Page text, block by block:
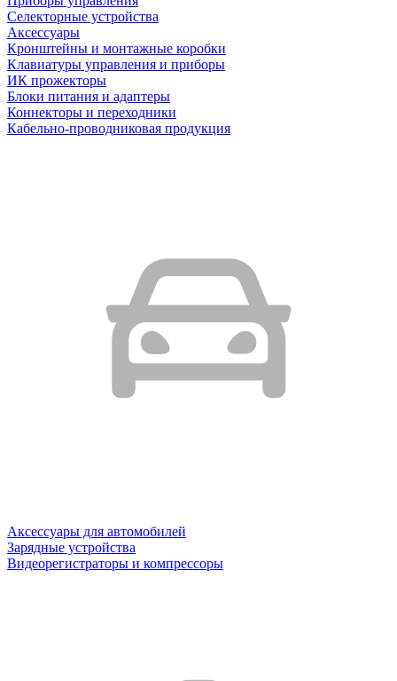
Селекторные устройства
Аксессуары
Кронштейны и монтажные коробки
Клавиатуры управления и приборы
ИК прожекторы
Блоки питания и адаптеры
Коннекторы и переходники
Кабельно-проводниковая продукция
Аксессуары для автомобилей
Зарядные устройства
Видеорегистраторы и компрессоры